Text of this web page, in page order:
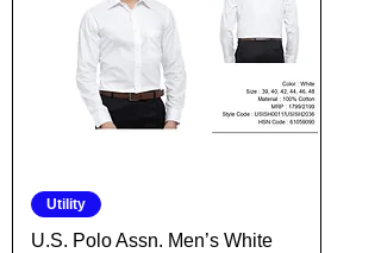
Utility
U.S. Polo Assn. Men’s White